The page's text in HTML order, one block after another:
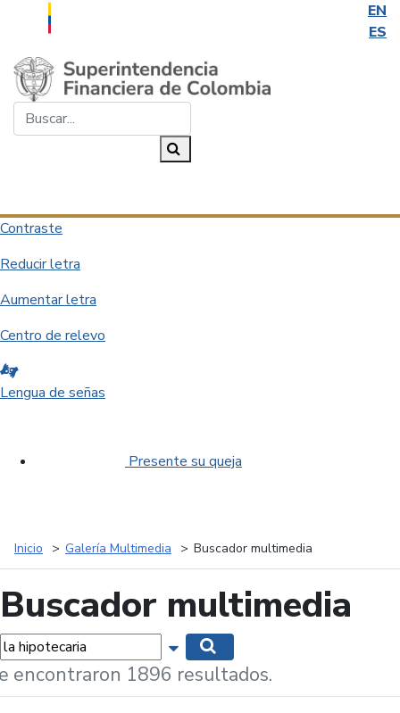
EN
ES
Saltar al contenido principal
Contraste
Reducir letra
Aumentar letra
Centro de relevo
Lengua de señas
Presente su queja
Inicio Galería Multimedia Buscador multimedia
Buscador multimedia
Mostrar opciones de búsqueda
encontraron 1896 resultados.